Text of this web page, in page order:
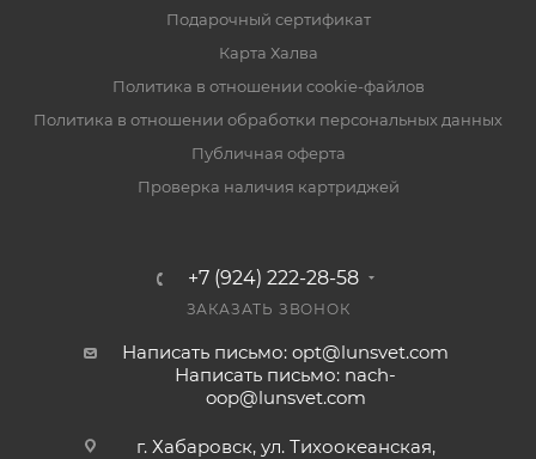
Подарочный сертификат
Карта Халва
Политика в отношении cookie-файлов
Политика в отношении обработки персональных данных
Публичная оферта
Проверка наличия картриджей
+7 (924) 222-28-58
ЗАКАЗАТЬ ЗВОНОК
Написать письмо: opt@lunsvet.com
Написать письмо: nach-
oop@lunsvet.com
г. Хабаровск, ул. Тихоокеанская,